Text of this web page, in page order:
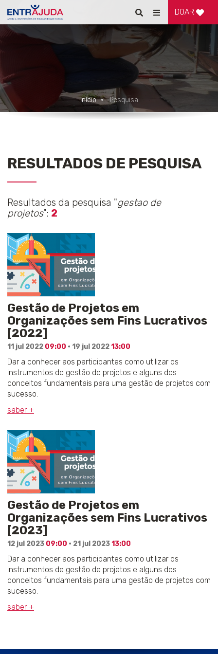
Pesquisar
Alternar
de
navegação
DOAR
Início Pesquisa
RESULTADOS DE PESQUISA
Resultados da pesquisa "gestao de
projetos": 2
Gestão de Projetos em
Organizações sem Fins Lucrativos
[2022]
11 jul 2022 09:00 · 19 jul 202213:00
Dar a conhecer aos participantes como utilizar os
instrumentos de gestão de projetos e alguns dos
conceitos fundamentais para uma gestão de projetos com
sucesso.
saber +
Gestão de Projetos em
Organizações sem Fins Lucrativos
[2023]
12 jul 2023 09:00 · 21 jul 202313:00
Dar a conhecer aos participantes como utilizar os
instrumentos de gestão de projetos e alguns dos
conceitos fundamentais para uma gestão de projetos com
sucesso.
saber +